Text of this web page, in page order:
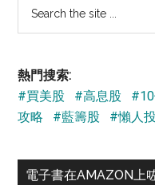
...
熱門搜索:
#買美股
#高息股
攻略
#藍籌股 #懶人
電子書在AMAZON上